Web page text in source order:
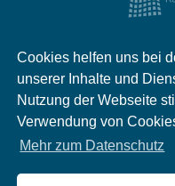
Cookies helfen uns bei
unserer Inhalte und
Nutzung der Webseite
Verwendung von
Mehr zum Datenschutz
Impressum Kontakt